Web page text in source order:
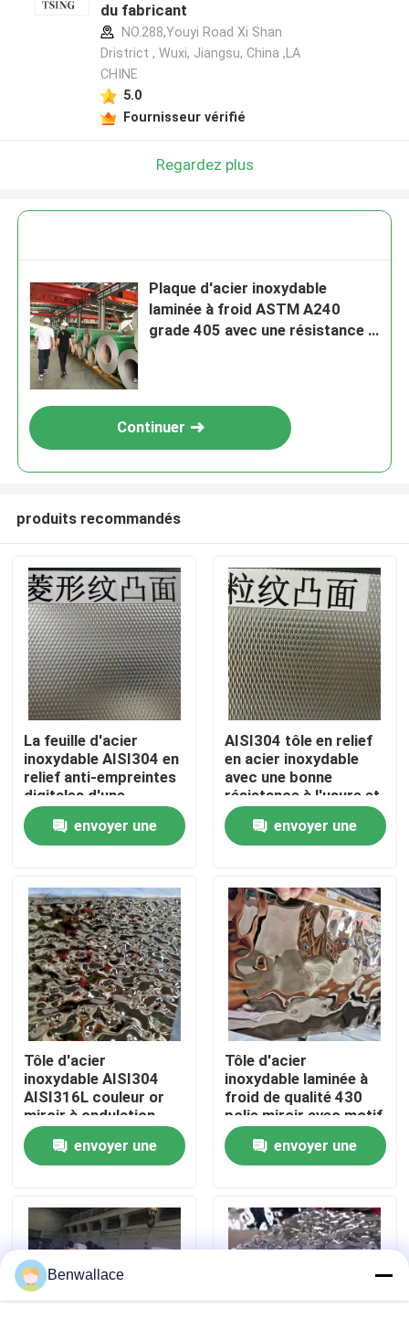
À la maison
Produits
Vidéos
À propos de nous
visite de l'usine
Contrôle de la qualité
Nous contacter
Les affaires
du fabricant
NO.288,Youyi Road Xi Shan
Dristrict , Wuxi, Jiangsu, China ,LA
CHINE
5.0
Fournisseur vérifié
Regardez plus
Plaque d'acier inoxydable
laminée à froid ASTM A240
grade 405 avec une résistance à
Continuer
produits recommandés
La feuille d'acier
inoxydable AISI304 en
relief anti-empreintes
digitales d'une
épaisseur de 0,4 à 3,0
mm pour les
applications
envoyer une
AISI304 tôle en relief
en acier inoxydable
avec une bonne
résistance à l'usure et
une surface en relief
pour applications
décoratives
envoyer une
Tôle d'acier
inoxydable AISI304
AISI316L couleur or
miroir à ondulation
d'eau pour décoration
de plafondenvoyer une
Tôle d'acier
inoxydable laminée à
froid de qualité 430
polie miroir avec motif
ondulation d'eau et
revêtement PVD
couleur
envoyer une
Benwallace